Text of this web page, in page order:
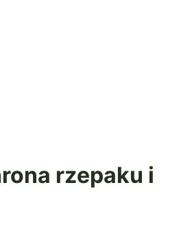
rzepaku i